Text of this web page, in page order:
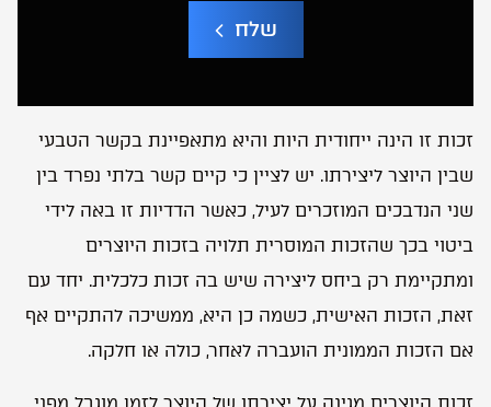
שלח
t
r
n
a
t
i
v
זכות זו הינה ייחודית היות והיא מתאפיינת בקשר הטבעי
שבין היוצר ליצירתו. יש לציין כי קיים קשר בלתי נפרד בין
שני הנדבכים המוזכרים לעיל, כאשר הדדיות זו באה לידי
ביטוי בכך שהזכות המוסרית תלויה בזכות היוצרים
ומתקיימת רק ביחס ליצירה שיש בה זכות כלכלית. יחד עם
זאת, הזכות האישית, כשמה כן היא, ממשיכה להתקיים אף
אם הזכות הממונית הועברה לאחר, כולה או חלקה.